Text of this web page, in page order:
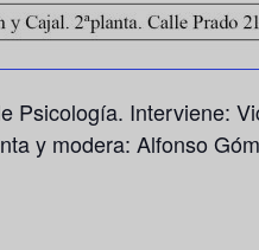
Interviene:
y modera: Alfonso